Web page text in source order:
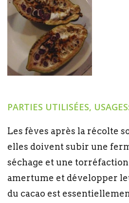
PARTIES UTILISÉES, USAGES:
Les fèves après la récolte
elles doivent subir une
séchage et une
amertume et développer
du cacao est